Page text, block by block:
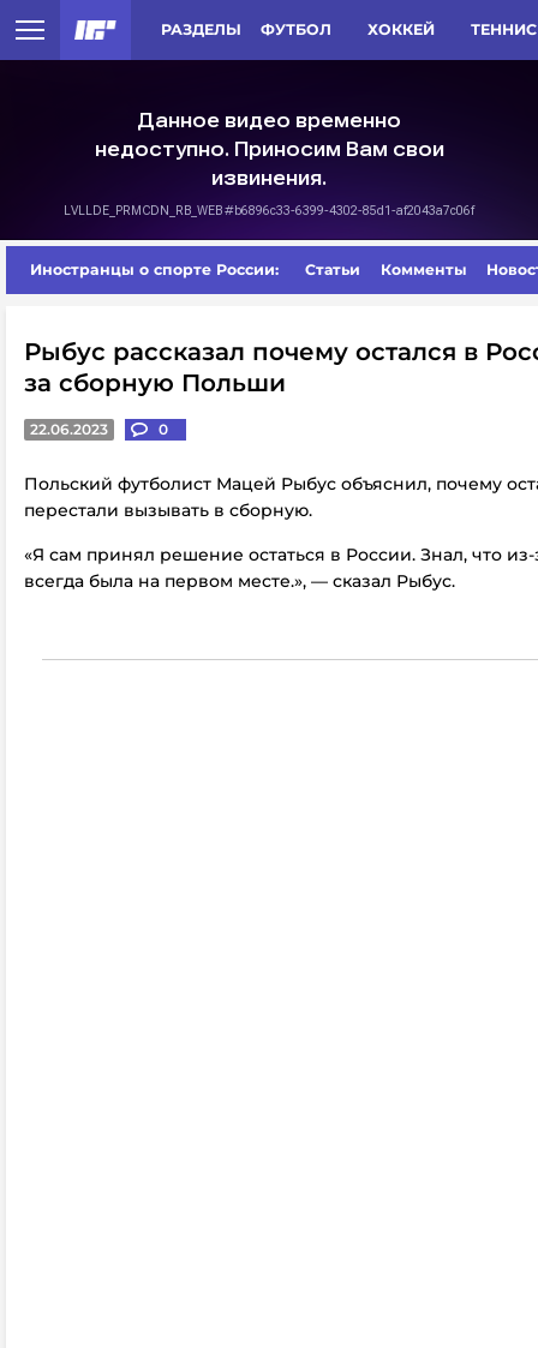
РАЗДЕЛЫ ФУТБОЛ ХОККЕЙ ТЕННИС
Иностранцы о спорте России: Статьи Комменты
Рыбус рассказал почему остался в
за сборную Польши
22.06.2023 0
Польский футболист Мацей Рыбус объяснил, почему
перестали вызывать в сборную.
«Я сам принял решение остаться в России. Знал, что
всегда была на первом месте.», — сказал Рыбус.